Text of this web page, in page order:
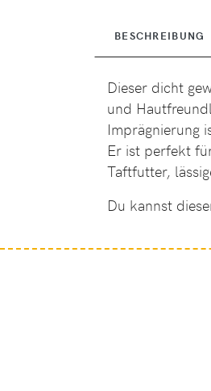
BESCHREIBUNG
Dieser dicht
und
Imprägnierung
Er ist perfekt
Taftfutter,
Du kannst